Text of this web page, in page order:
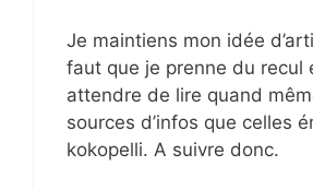
Je maintiens mon idée
faut que je prenne du recul
attendre de lire quand
sources d’infos que celles
kokopelli. A suivre donc.